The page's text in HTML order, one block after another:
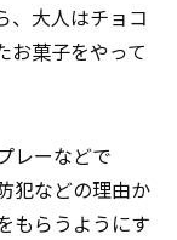
、大人はチョコ
お菓子をやって
レーなどで
犯などの理由か
もらうようにす